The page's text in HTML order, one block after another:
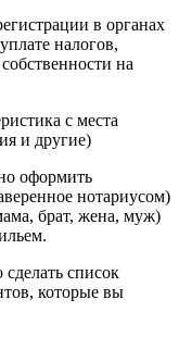
в органах
налогов,
на
с места
и другие)
оформить
нотариусом)
брат, жена, муж)
список
которые вы